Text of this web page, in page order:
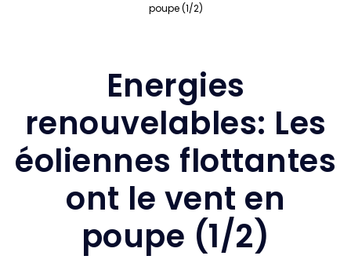
poupe (1/2)
Energies
renouvelables: Les
éoliennes flottantes
ont le vent en
poupe (1/2)